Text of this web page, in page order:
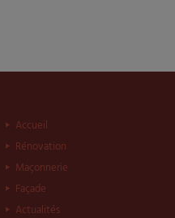
Accueil
Rénovation
Maçonnerie
Façade
Actualités